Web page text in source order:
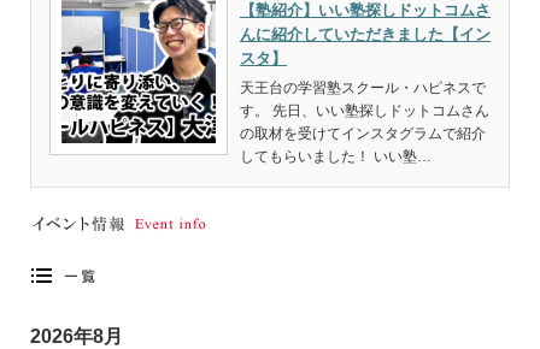
【塾紹介】いい塾探しドットコムさ
んに紹介していただきました【イン
スタ】
天王台の学習塾スクール・ハピネスで
す。 先日、いい塾探しドットコムさん
の取材を受けてインスタグラムで紹介
してもらいました！ いい塾…
2026年8月